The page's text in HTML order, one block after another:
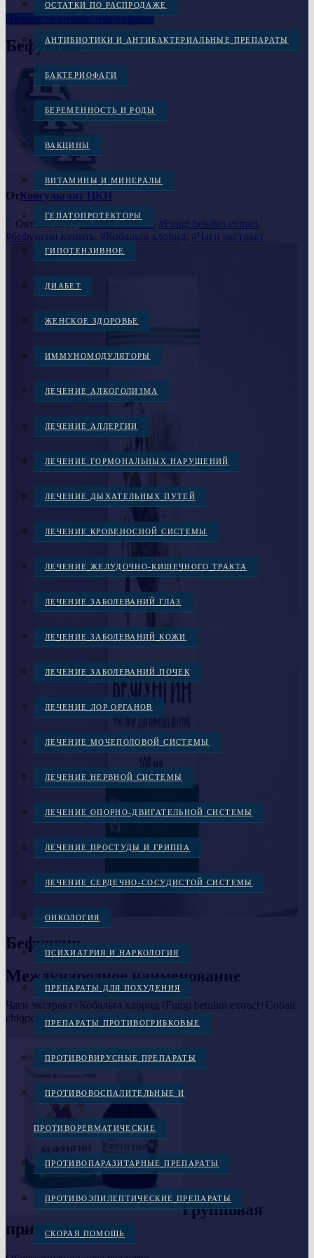
ОСТАТКИ ПО РАСПРОДАЖЕ
АНТИБИОТИКИ И АНТИБАКТЕРИАЛЬНЫЕ ПРЕПАРАТЫ
БАКТЕРИОФАГИ
БЕРЕМЕННОСТЬ И РОДЫ
ВАКЦИНЫ
ВИТАМИНЫ И МИНЕРАЛЫ
ГЕПАТОПРОТЕКТОРЫ
ГИПОТЕНЗИВНОЕ
ДИАБЕТ
ЖЕНСКОЕ ЗДОРОВЬЕ
ИММУНОМОДУЛЯТОРЫ
ЛЕЧЕНИЕ АЛКОГОЛИЗМА
ЛЕЧЕНИЕ АЛЛЕРГИИ
ЛЕЧЕНИЕ ГОРМОНАЛЬНЫХ НАРУШЕНИЙ
ЛЕЧЕНИЕ ДЫХАТЕЛЬНЫХ ПУТЕЙ
ЛЕЧЕНИЕ КРОВЕНОСНОЙ СИСТЕМЫ
ЛЕЧЕНИЕ ЖЕЛУДОЧНО-КИШЕЧНОГО ТРАКТА
ЛЕЧЕНИЕ ЗАБОЛЕВАНИЙ ГЛАЗ
ЛЕЧЕНИЕ ЗАБОЛЕВАНИЙ КОЖИ
ЛЕЧЕНИЕ ЗАБОЛЕВАНИЙ ПОЧЕК
ЛЕЧЕНИЕ ЛОР ОРГАНОВ
ЛЕЧЕНИЕ МОЧЕПОЛОВОЙ СИСТЕМЫ
ЛЕЧЕНИЕ НЕРВНОЙ СИСТЕМЫ
ЛЕЧЕНИЕ ОПОРНО-ДВИГАТЕЛЬНОЙ СИСТЕМЫ
ЛЕЧЕНИЕ ПРОСТУДЫ И ГРИППА
ЛЕЧЕНИЕ СЕРДЕЧНО-СОСУДИСТОЙ СИСТЕМЫ
ОНКОЛОГИЯ
ПСИХИАТРИЯ И НАРКОЛОГИЯ
ПРЕПАРАТЫ ДЛЯ ПОХУДЕНИЯ
ПРЕПАРАТЫ ПРОТИВОГРИБКОВЫЕ
ПРОТИВОВИРУСНЫЕ ПРЕПАРАТЫ
ПРОТИВОВОСПАЛИТЕЛЬНЫЕ И
ПРОТИВОРЕВМАТИЧЕСКИЕ
ПРОТИВОПАРАЗИТАРНЫЕ ПРЕПАРАТЫ
ПРОТИВОЭПИЛЕПТИЧЕСКИЕ ПРЕПАРАТЫ
СКОРАЯ ПОМОЩЬ
Лекарственные препараты
Бефунгин
ОтКонсультант ЦКИ
Окт 23, 2017#Cobalt chloride, #Fungi betulini extract,
#бефунгин купить, #Кобальта хлорид, #Чаги экстракт
Бефунгин
Международное наименование
Чаги экстракт+Кобальта хлорид (Fungi betulini extract+Cobalt
chloride)
Групповая
принадлежность